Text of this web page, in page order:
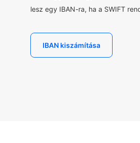
lesz egy IBAN-ra, ha a SWIFT
IBAN kiszámítása